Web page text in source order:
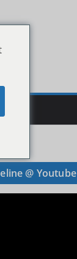
@ Youtube